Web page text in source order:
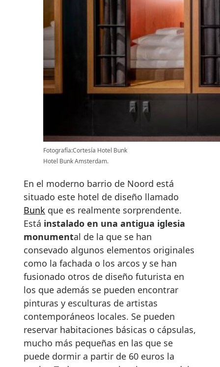
Fotografía:Cortesía Hotel Bunk
Hotel Bunk Amsterdam.
En el moderno barrio de Noord está
situado este hotel de diseño llamado
Bunk que es realmente sorprendente.
Está instalado en una antigua iglesia
monumental de la que se han
consevado algunos elementos originales
como la fachada o los arcos y se han
fusionado otros de diseño futurista en
los que además se pueden encontrar
pinturas y esculturas de artistas
contemporáneos locales. Se pueden
reservar habitaciones básicas o cápsulas,
mucho más pequeñas en las que se
puede dormir a partir de 60 euros la